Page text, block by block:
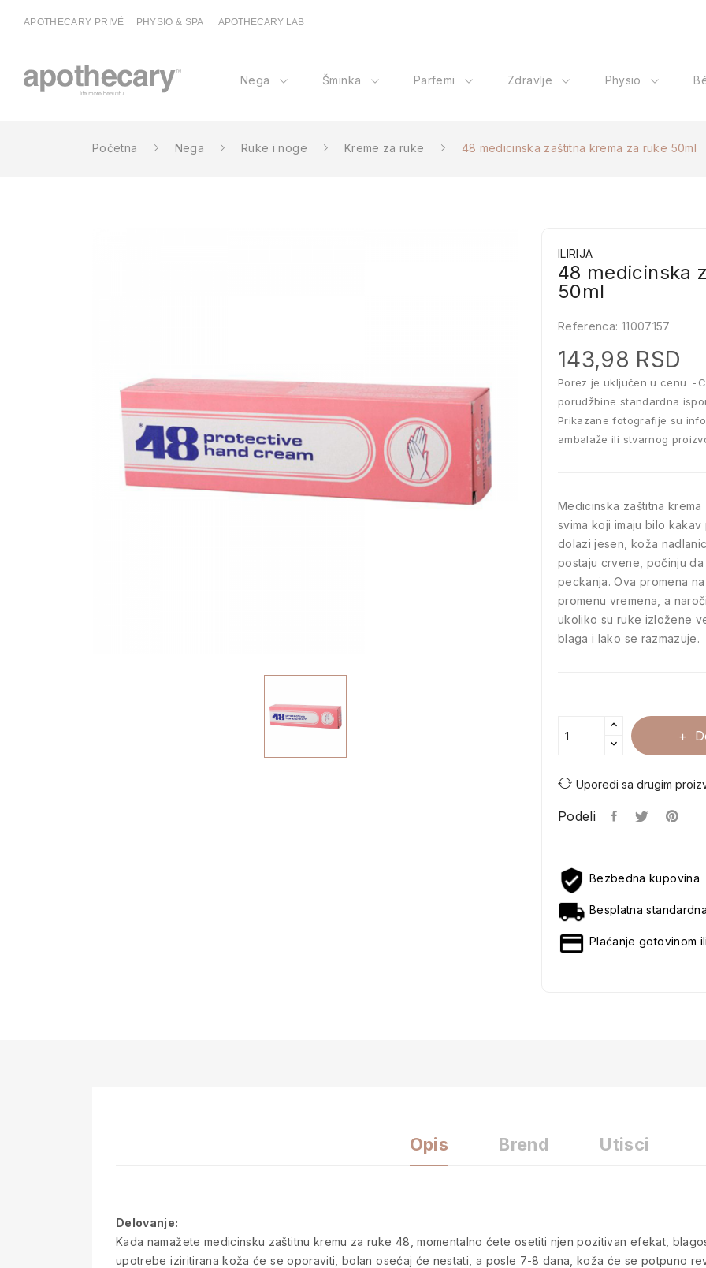
APOTHECARY PRIVÉ PHYSIO & SPA APOTHECARY LAB
Nega Šminka Parfemi Zdravlje Physio
Početna Nega Ruke i noge Kreme za ruke 48 medicinska zaštitna krema za ruke 50ml
ILIRIJA
48 medicinska
50ml
Referenca: 11007157
143,98 RSD
Porez je uključen u cenu
porudžbine standardna
Prikazane fotografije su
ambalaže ili stvarnog
Medicinska zaštitna
svima koji imaju bilo
dolazi jesen, koža
postaju crvene, počinju
peckanja. Ova promena
promenu vremena, a
ukoliko su ruke izložene
blaga i lako se razmazuje.
Uporedi sa drugim
Podeli
Bezbedna kupovina
Besplatna
Plaćanje gotovinom
Opis Brend Utisci
Delovanje:
Kada namažete medicinsku zaštitnu kremu za ruke 48, momentalno ćete osetiti njen pozitivan efekat,
upotrebe iziritirana koža će se oporaviti, bolan osećaj će nestati, a posle 7-8 dana, koža će se potpuno